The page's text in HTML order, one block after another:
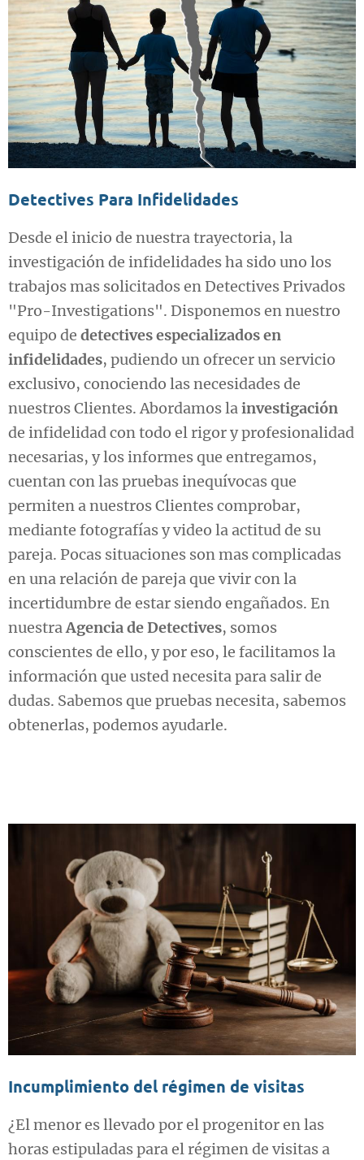
Detectives Para Infidelidades
Desde el inicio de nuestra trayectoria, la
investigación de infidelidades ha sido uno los
trabajos mas solicitados en Detectives Privados
"Pro-Investigations". Disponemos en nuestro
equipo de detectives especializados en
infidelidades, pudiendo un ofrecer un servicio
exclusivo, conociendo las necesidades de
nuestros Clientes. Abordamos lainvestigación
de infidelidad con todo el rigor y profesionalidad
necesarias, y los informes que entregamos,
cuentan con las pruebas inequívocas que
permiten a nuestros Clientes comprobar,
mediante fotografías y video la actitud de su
pareja. Pocas situaciones son mas complicadas
en una relación de pareja que vivir con la
incertidumbre de estar siendo engañados. En
nuestraAgencia de Detectives, somos
conscientes de ello, y por eso, le facilitamos la
información que usted necesita para salir de
dudas. Sabemos que pruebas necesita, sabemos
obtenerlas, podemos ayudarle.
Incumplimiento del régimen de visitas
¿El menor es llevado por el progenitor en las
horas estipuladas para el régimen de visitas a